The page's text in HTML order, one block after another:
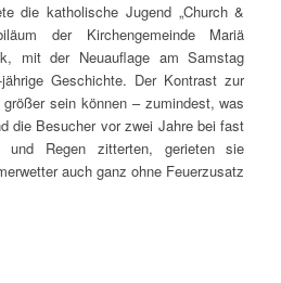
die katholische Jugend „Church &
der Kirchengemeinde Mariä
mit der Neuauflage am Samstag
Geschichte. Der Kontrast zur
sein können – zumindest, was
die Besucher vor zwei Jahre bei fast
und Regen zitterten, gerieten sie
auch ganz ohne Feuerzusatz